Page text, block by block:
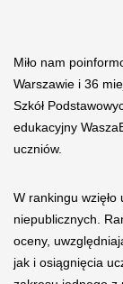
Miło nam
Warszawie i 36
Szkół
edukacyjny
uczniów.
W rankingu wzięło
niepublicznych.
oceny,
jak i osiągnięcia